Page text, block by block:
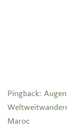
Pingback:
Maroc